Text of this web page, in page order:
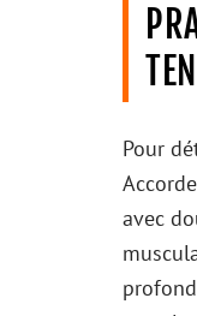
Pour
avec